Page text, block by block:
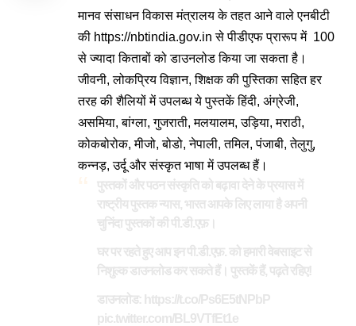
मानव संसाधन विकास मंत्रालय के तहत आने वाले एनबीटी
की https://nbtindia.gov.in से पीडीएफ प्रारूप में 100
से ज्यादा किताबों को डाउनलोड किया जा सकता है।
जीवनी, लोकप्रिय विज्ञान, शिक्षक की पुस्तिका सहित हर
तरह की शैलियों में उपलब्ध ये पुस्तकें हिंदी, अंग्रेजी,
असमिया, बांग्ला, गुजराती, मलयालम, उड़िया, मराठी,
कोकबोरोक, मीजो, बोडो, नेपाली, तमिल, पंजाबी, तेलुगु,
कन्नड़, उर्दू और संस्कृत भाषा में उपलब्ध हैं।
पुस्तकों और पठन संस्कृति को बढ़ावा देने के प्रयास में
राष्ट्रीय पुस्तक न्यास, भारत आपके लिए लाया है अपनी
चुनिंदा पुस्तकों की पी.डी.एफ़।
घर पर रहते हुए आप इन पी.डी.एफ़. को हमारी वेबसाइट से
निशुल्क डाउनलोड कर सकते हैं। पुस्तकें हैं, पढ़ते रहिए!
डाउनलोड: https://t.co/Ps6E5tNPbP
pic.twitter.com/BL9VTfEt1e